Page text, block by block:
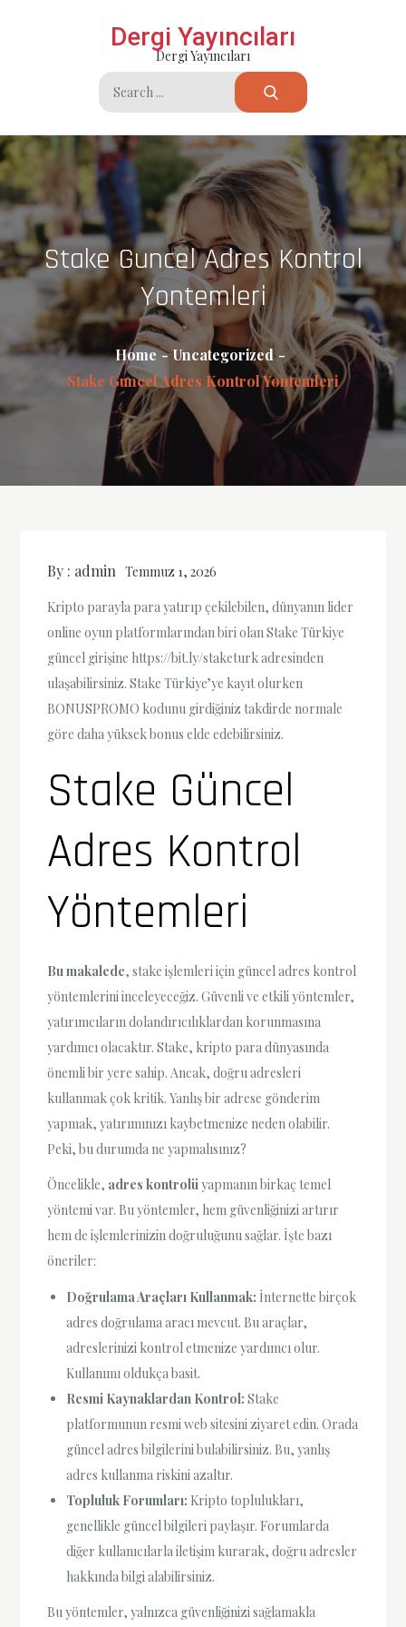
Dergi Yayıncıları
Dergi Yayıncıları
Search
for:
Stake Guncel Adres Kontrol
Yontemleri
Home
Uncategorized
Stake Guncel Adres Kontrol Yontemleri
By : admin Temmuz 1, 2026
Kripto parayla para yatırıp çekilebilen, dünyanın lider
online oyun platformlarından biri olan Stake Türkiye
güncel girişine https://bit.ly/staketurk adresinden
ulaşabilirsiniz. Stake Türkiye’ye kayıt olurken
BONUSPROMO kodunu girdiğiniz takdirde normale
göre daha yüksek bonus elde edebilirsiniz.
Stake Güncel
Adres Kontrol
Yöntemleri
Bu makalede, stake işlemleri için güncel adres kontrol
yöntemlerini inceleyeceğiz. Güvenli ve etkili yöntemler,
yatırımcıların dolandırıcılıklardan korunmasına
yardımcı olacaktır. Stake, kripto para dünyasında
önemli bir yere sahip. Ancak, doğru adresleri
kullanmak çok kritik. Yanlış bir adrese gönderim
yapmak, yatırımınızı kaybetmenize neden olabilir.
Peki, bu durumda ne yapmalısınız?
Öncelikle, adres kontrolüyapmanın birkaç temel
yöntemi var. Bu yöntemler, hem güvenliğinizi artırır
hem de işlemlerinizin doğruluğunu sağlar. İşte bazı
öneriler:
Doğrulama Araçları Kullanmak: İnternette birçok
adres doğrulama aracı mevcut. Bu araçlar,
adreslerinizi kontrol etmenize yardımcı olur.
Kullanımı oldukça basit.
Resmi Kaynaklardan Kontrol: Stake
platformunun resmi web sitesini ziyaret edin. Orada
güncel adres bilgilerini bulabilirsiniz. Bu, yanlış
adres kullanma riskini azaltır.
Topluluk Forumları: Kripto toplulukları,
genellikle güncel bilgileri paylaşır. Forumlarda
diğer kullanıcılarla iletişim kurarak, doğru adresler
hakkında bilgi alabilirsiniz.
Bu yöntemler, yalnızca güvenliğinizi sağlamakla